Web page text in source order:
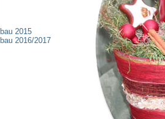
2015
2016/2017